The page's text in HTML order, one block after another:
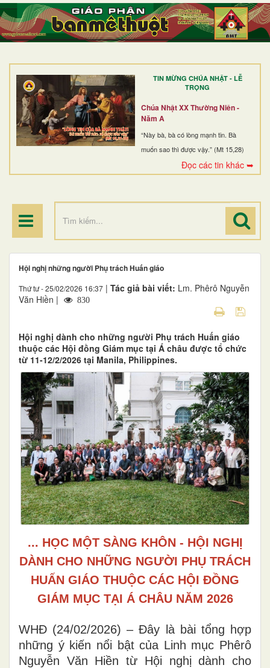
TIN MỪNG CHÚA NHẬT - LỄ
TRỌNG
Chúa Nhật XX Thường Niên -
Năm A
“Này bà, bà có lòng mạnh tin. Bà
muốn sao thì được vậy.” (Mt 15,28)
Đọc các tin khác ➥
TRANG NHẤT
GIỚI THIỆU
DÒNG TU
BAN MỤC VỤ
ĐOÀN THỂ CG
ĐIỂM HÀNH HƯƠNG
Hội nghị những người Phụ trách Huấn giáo
Thứ tư - 25/02/2026 16:37 | Tác giả bài viết: Lm. Phêrô Nguyễn
Văn Hiền |
830
Hội nghị dành cho những người Phụ trách Huấn giáo
thuộc các Hội đồng Giám mục tại Á châu được tổ chức
từ 11-12/2/2026 tại Manila, Philippines.
... HỌC MỘT SÀNG KHÔN - HỘI NGHỊ
DÀNH CHO NHỮNG NGƯỜI PHỤ TRÁCH
HUẤN GIÁO THUỘC CÁC HỘI ĐỒNG
GIÁM MỤC TẠI Á CHÂU NĂM 2026
WHĐ (24/02/2026) – Đây là bài tổng hợp
những ý kiến nổi bật của Linh mục Phêrô
Nguyễn Văn Hiền từ Hội nghị dành cho